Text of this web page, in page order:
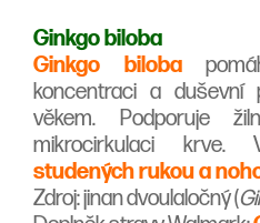
Ginkgo biloba
Ginkgo biloba
koncentraci a duševní
věkem. Podporuje
mikrocirkulaci krve.
studených rukou a
Zdroj: jinan dvoulaločný (